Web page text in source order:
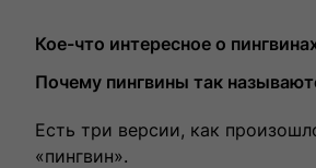
Кое-что интересное о
Почему пингвины так
Есть три версии, как
«пингвин».